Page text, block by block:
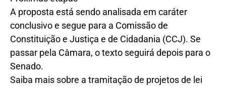
A proposta está sendo analisada em caráter
conclusivo e segue para a Comissão de
Constituição e Justiça e de Cidadania (CCJ). Se
passar pela Câmara, o texto seguirá depois para o
Senado.
Saiba mais sobre a tramitação de projetos de lei